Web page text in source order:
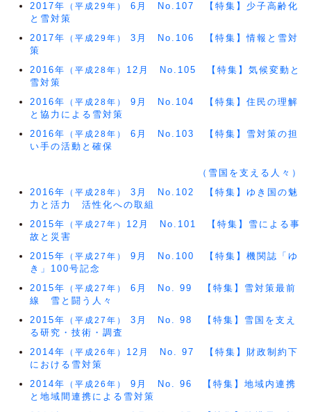
2017年 （平成29年）
6月 No.107 【特集】少子高齢化
と雪対策
2017年
（平成29年）
3月 No.106 【特集】情報と雪対
策
2016年
（平成28年） 12月 No.105 【特集】気候変動と
雪対策
2016年
（平成28年）
9月 No.104 【特集】住民の理解
と協力による雪対策
2016年
（平成28年）
6月 No.103 【特集】雪対策の担
い手の活動と確保
（雪国を支える人々）
2016年
（平成28年）
3月 No.102 【特集】ゆき国の魅
力と活力 活性化への取組
2015年
（平成27年） 12月 No.101 【特集】雪による事
故と災害
2015年
（平成27年）
9月 No.100 【特集】機関誌「ゆ
き」100号記念
2015年
（平成27年）
6月 No. 99 【特集】雪対策最前
線 雪と闘う人々
2015年
（平成27年）
3月 No. 98 【特集】雪国を支え
る研究・技術・調査
2014年
（平成26年） 12月 No. 97 【特集】財政制約下
における雪対策
2014年
（平成26年）
9月 No. 96 【特集】地域内連携
と地域間連携による雪対策